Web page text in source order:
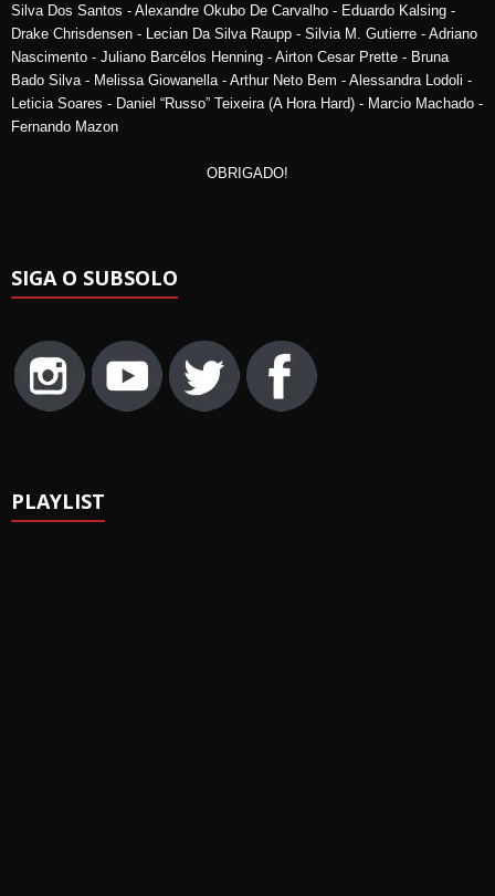
Silva Dos Santos - Alexandre Okubo De Carvalho - Eduardo Kalsing -
Drake Chrisdensen - Lecian Da Silva Raupp - Silvia M. Gutierre - Adriano
Nascimento - Juliano Barcélos Henning - Airton Cesar Prette - Bruna
Bado Silva - Melissa Giowanella - Arthur Neto Bem - Alessandra Lodoli -
Leticia Soares - Daniel “Russo” Teixeira (A Hora Hard) - Marcio Machado -
Fernando Mazon
OBRIGADO!
SIGA O SUBSOLO
PLAYLIST